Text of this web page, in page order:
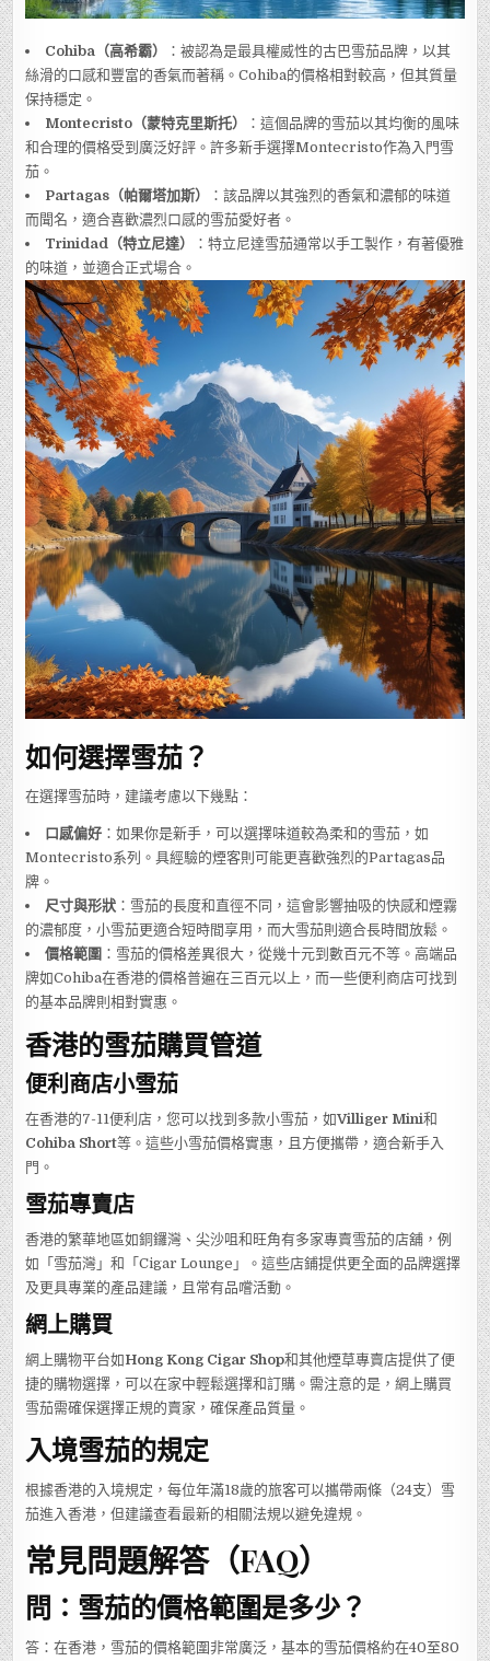
Cohiba（高希霸）
：被認為是最具權威性的古巴雪茄品牌，以其
絲滑的口感和豐富的香氣而著稱。Cohiba的價格相對較高，但其質量
保持穩定。
Montecristo（蒙特克里斯托）
：這個品牌的雪茄以其均衡的風味
和合理的價格受到廣泛好評。許多新手選擇Montecristo作為入門雪
茄。
Partagas（帕爾塔加斯）
：該品牌以其強烈的香氣和濃郁的味道
而聞名，適合喜歡濃烈口感的雪茄愛好者。
Trinidad（特立尼達）
：特立尼達雪茄通常以手工製作，有著優雅
的味道，並適合正式場合。
如何選擇雪茄？
在選擇雪茄時，建議考慮以下幾點：
口感偏好 ：如果你是新手，可以選擇味道較為柔和的雪茄，如
Montecristo系列。具經驗的煙客則可能更喜歡強烈的Partagas品
牌。
尺寸與形狀 ：雪茄的長度和直徑不同，這會影響抽吸的快感和煙霧
的濃郁度，小雪茄更適合短時間享用，而大雪茄則適合長時間放鬆。
價格範圍 ：雪茄的價格差異很大，從幾十元到數百元不等。高端品
牌如Cohiba在香港的價格普遍在三百元以上，而一些便利商店可找到
的基本品牌則相對實惠。
香港的雪茄購買管道
便利商店小雪茄
在香港的7-11便利店，您可以找到多款小雪茄，如Villiger Mini和
Cohiba Short等。這些小雪茄價格實惠，且方便攜帶，適合新手入
門。
雪茄專賣店
香港的繁華地區如銅鑼灣、尖沙咀和旺角有多家專賣雪茄的店舖，例
如「雪茄灣」和「Cigar Lounge」。這些店鋪提供更全面的品牌選擇
及更具專業的產品建議，且常有品嚐活動。
網上購買
網上購物平台如Hong Kong Cigar Shop和其他煙草專賣店提供了便
捷的購物選擇，可以在家中輕鬆選擇和訂購。需注意的是，網上購買
雪茄需確保選擇正規的賣家，確保產品質量。
入境雪茄的規定
根據香港的入境規定，每位年滿18歲的旅客可以攜帶兩條（24支）雪
茄進入香港，但建議查看最新的相關法規以避免違規。
常見問題解答（FAQ）
問：雪茄的價格範圍是多少？
答：在香港，雪茄的價格範圍非常廣泛，基本的雪茄價格約在40至80